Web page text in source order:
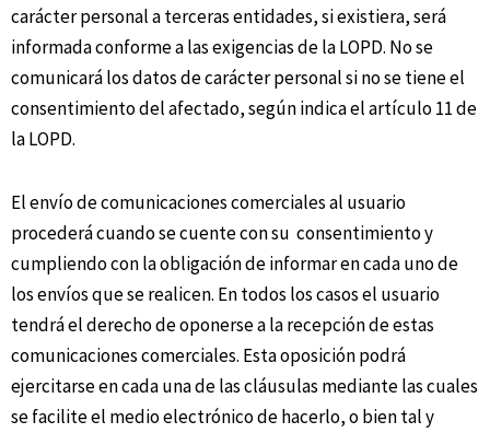
carácter personal a terceras entidades, si existiera, será
informada conforme a las exigencias de la LOPD. No se
comunicará los datos de carácter personal si no se tiene el
consentimiento del afectado, según indica el artículo 11 de
la LOPD.
El envío de comunicaciones comerciales al usuario
procederá cuando se cuente con su consentimiento y
cumpliendo con la obligación de informar en cada uno de
los envíos que se realicen. En todos los casos el usuario
tendrá el derecho de oponerse a la recepción de estas
comunicaciones comerciales. Esta oposición podrá
ejercitarse en cada una de las cláusulas mediante las cuales
se facilite el medio electrónico de hacerlo, o bien tal y